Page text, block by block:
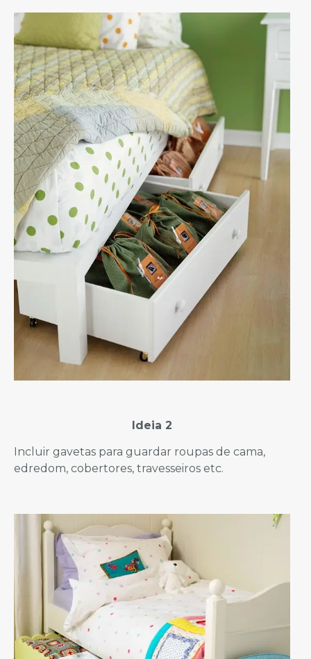
Ideia 2
Incluir gavetas para guardar roupas de cama,
edredom, cobertores, travesseiros etc.